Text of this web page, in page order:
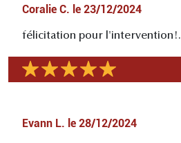
Coralie C. le 23/12/2024
félicitation pour l'intervention!.
Evann L. le 28/12/2024